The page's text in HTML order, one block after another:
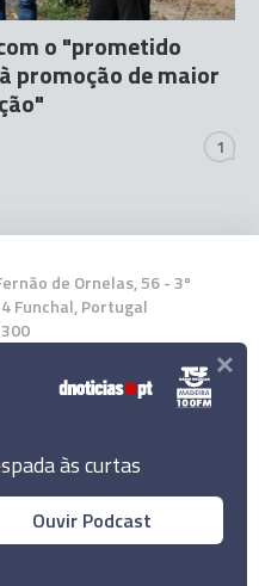
apoios aos
o "prometido
promoção de maior
1
de Ornelas, 56 - 3º
Funchal, Portugal
App
de Notícias, Lda.
reservados.
às curtas
Ouvir Podcast
×